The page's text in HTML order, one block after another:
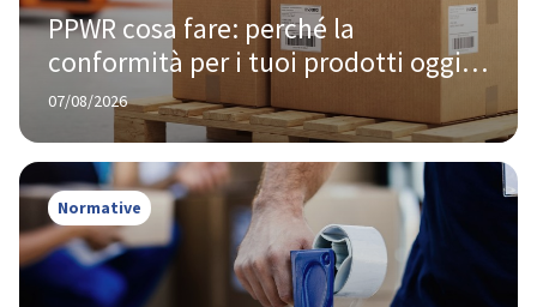
PPWR cosa fare: perché la
conformità per i tuoi prodotti oggi
te la chiede Amazon, non Bruxelles
07/08/2026
Normative